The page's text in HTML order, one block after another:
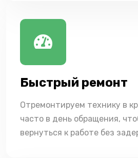
Быстрый ремонт
Отремонтируем технику в
часто в день обращения,
вернуться к работе без